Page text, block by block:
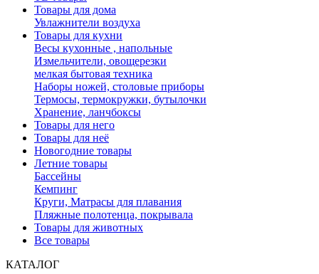
Товары для дома
Увлажнители воздуха
Товары для кухни
Весы кухонные , напольные
Измельчители, овощерезки
мелкая бытовая техника
Наборы ножей, столовые приборы
Термосы, термокружки, бутылочки
Хранение, ланчбоксы
Товары для него
Товары для неё
Новогодние товары
Летние товары
Бассейны
Кемпинг
Круги, Матрасы для плавания
Пляжные полотенца, покрывала
Товары для животных
Все товары
КАТАЛОГ